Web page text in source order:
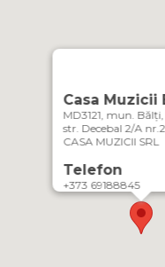
Casa Muzicii
MD3121, mun. Bălți,
str. Decebal 2/A nr.2,
CASA MUZICII SRL
Telefon
+373 69188845